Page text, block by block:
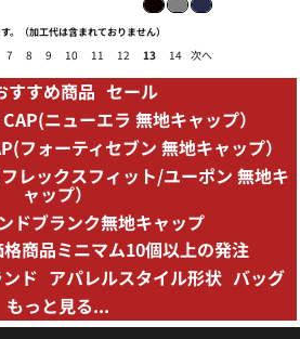
。（加工代は含まれておりません）
7 8 9 10 11 12 13 14 次へ
すすめ商品 セール
ニューエラ 無地キャップ）
フォーティセブン 無地キャップ）
レックスフィット/ユーポン 無地キ
ャップ）
ドブランク無地キャップ
商品ミニマム10個以上の発注
ド アパレルスタイル形状 バッグ
もっと見る...